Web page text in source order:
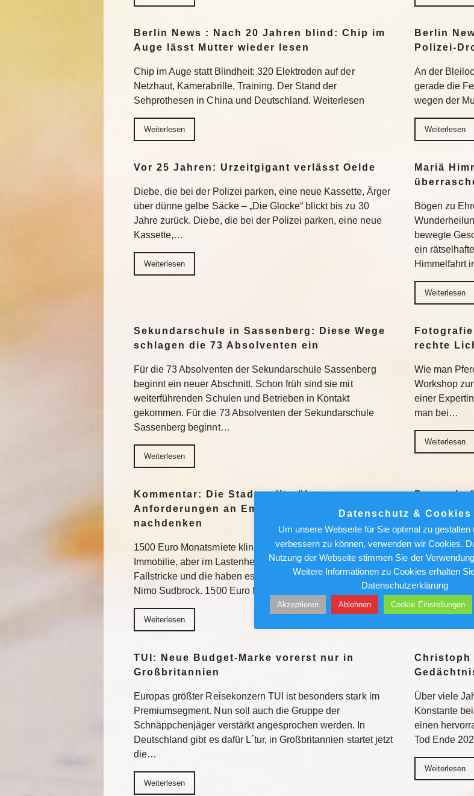
Berlin News : Nach 20 Jahren blind: Chip im
Auge lässt Mutter wieder lesen
Chip im Auge statt Blindheit: 320 Elektroden auf der
Netzhaut, Kamerabrille, Training. Der Stand der
Sehprothesen in China und Deutschland. Weiterlesen
Weiterlesen
Berlin
Polizei-
An der
gerade die
wegen der
Weiterlesen
Vor 25 Jahren: Urzeitgigant verlässt Oelde
Diebe, die bei der Polizei parken, eine neue Kassette, Ärger
über dünne gelbe Säcke – „Die Glocke“ blickt bis zu 30
Jahre zurück. Diebe, die bei der Polizei parken, eine neue
Kassette,…
Weiterlesen
Mariä
Bögen zu
bewegte
ein
Himmelfahrt
Weiterlesen
Sekundarschule in Sassenberg: Diese Wege
schlagen die 73 Absolventen ein
Für die 73 Absolventen der Sekundarschule Sassenberg
beginnt ein neuer Abschnitt. Schon früh sind sie mit
weiterführenden Schulen und Betrieben in Kontakt
gekommen. Für die 73 Absolventen der Sekundarschule
Sassenberg beginnt…
Weiterlesen
rechte
Wie man
Workshop
einer
man bei…
Weiterlesen
Kommentar: Die Stadt sollte über
Anforderungen an Emshaus-Mieter
nachdenken
1500 Euro Monatsmiete klingt nach einer attraktiven
Immobilie, aber im Lastenheft für künftige Mieter lauern auch
Fallstricke und die haben es in sich. Das meint Redakteur
Nimo Sudbrock. 1500 Euro Monatsmiete…
Weiterlesen
zum
Ein milder
geht’s nicht.
vor.
Weiterlesen
TUI: Neue Budget-Marke vorerst nur in
Großbritannien
Europas größter Reisekonzern TUI ist besonders stark im
Premiumsegment. Nun soll auch die Gruppe der
Schnäppchenjäger verstärkt angesprochen werden. In
Deutschland gibt es dafür L´tur, in Großbritannien startet jetzt
die…
Weiterlesen
Christoph
Über viele
Konstante
einen
Tod Ende
Weiterlesen
Datenschutz & Cookies
Um unsere Webseite für Sie optimal zu gestalten
verbessern zu können, verwenden wir Cookies.
Nutzung der Webseite stimmen Sie der
Weitere Informationen zu Cookies erhalten
Datenschutzerklärung
Akzeptieren Ablehnen Cookie Einstellungen